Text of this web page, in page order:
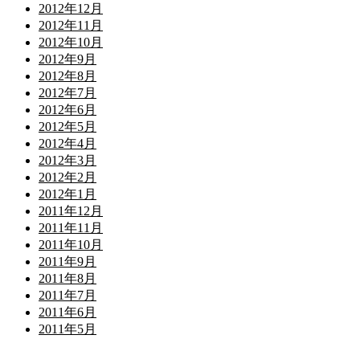
2012年12月
2012年11月
2012年10月
2012年9月
2012年8月
2012年7月
2012年6月
2012年5月
2012年4月
2012年3月
2012年2月
2012年1月
2011年12月
2011年11月
2011年10月
2011年9月
2011年8月
2011年7月
2011年6月
2011年5月